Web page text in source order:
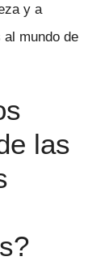
y a
al mundo de
las